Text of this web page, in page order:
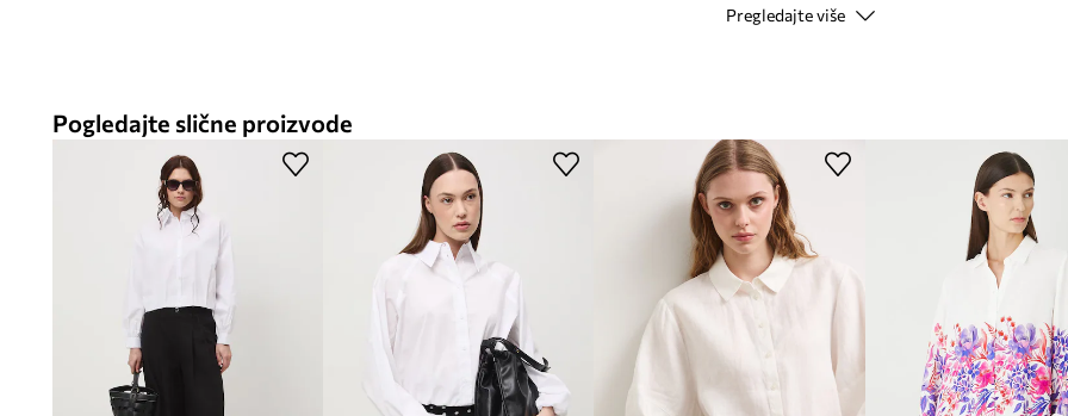
Dugi, klasični rukavs manšetom na gumb dodaje eleganciju i prikladan je za
različita godišnja doba
Kopčanje na gumbe duž cijele košulje olakšava oblačenje i prilagodbu
Boja
Proizvođač
Pregledajte više
Pogledajte slične proizvode